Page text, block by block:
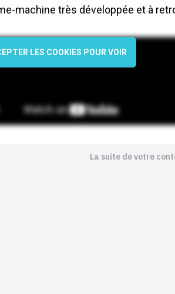
machine très développée et à
LES COOKIES POUR VOIR
La suite de votre